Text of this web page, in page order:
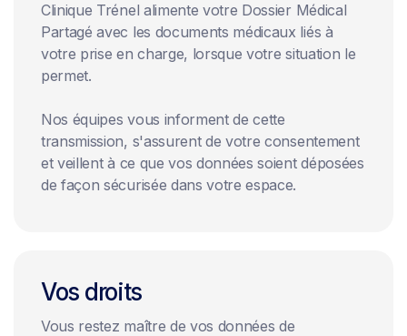
Clinique Trénel alimente votre Dossier Médical
Partagé avec les documents médicaux liés à
votre prise en charge, lorsque votre situation le
permet.
Nos équipes vous informent de cette
transmission, s'assurent de votre consentement
et veillent à ce que vos données soient déposées
de façon sécurisée dans votre espace.
Vos droits
Vous restez maître de vos données de